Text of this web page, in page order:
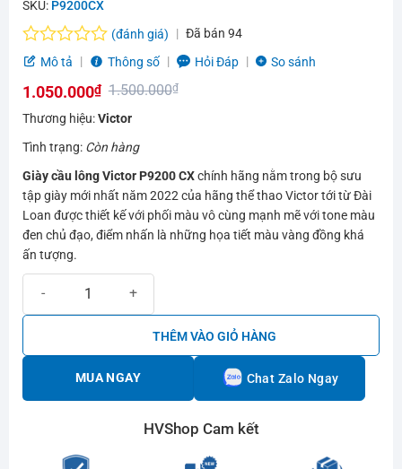
SKU: P9200CX
Được
hạng
0.0
5
sao
(đánh giá) Đã bán 94
Mô tả
Thông số Hỏi Đáp So sánh
1.500.000₫
Giá
1.500.000₫.
1.050.000₫
Giá
là:
1.050.000₫.
Thương hiệu:Victor
Tình trạng: Còn hàng
Giày cầu lông Victor P9200 CXchính hãng nằm trong bộ sưu
tập giày mới nhất năm 2022 của hãng thể thao Victor tới từ Đài
Loan được thiết kế với phối màu vô cùng mạnh mẽ với tone màu
đen chủ đạo, điểm nhấn là những họa tiết màu vàng đồng khá
ấn tượng.
THÊM VÀO GIỎ HÀNG
MUA NGAY Chat Zalo Ngay
HVShop Cam kết